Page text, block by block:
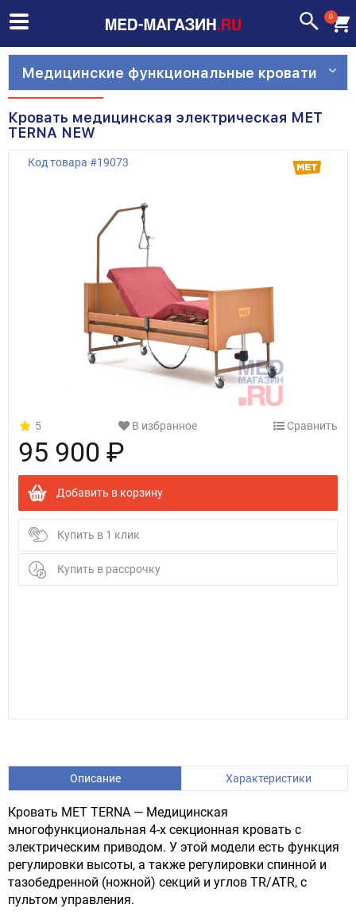
0
Медицинские функциональные кровати
Кровать медицинская электрическая МЕТ
TERNA NEW
Код товара #19073
5 В избранное Сравнить
95 900 ₽
Добавить в корзину
Купить в 1 клик
Купить в рассрочку
Описание Характеристики
Кровать MET TERNA — Медицинская
многофункциональная 4-х секционная кровать с
электрическим приводом. У этой модели есть функция
регулировки высоты, а также регулировки спинной и
тазобедренной (ножной) секций и углов TR/ATR, с
пультом управления.